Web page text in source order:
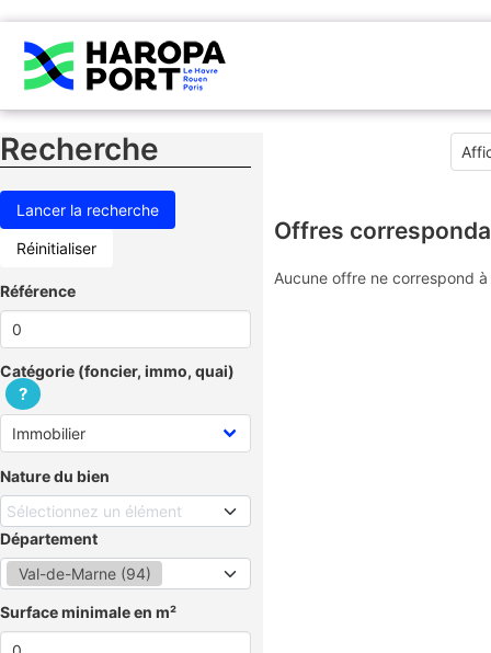
Recherche
Réinitialiser
Référence
Catégorie (foncier, immo, quai)
?
Nature du bien
Sélectionnez un élément
Département
Val-de-Marne (94)
Surface minimale en m²
Offres
Aucune offre ne correspond